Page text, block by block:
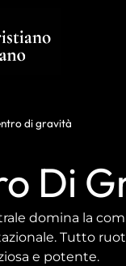
di gravità
Di
domina la
Tutto
e potente.